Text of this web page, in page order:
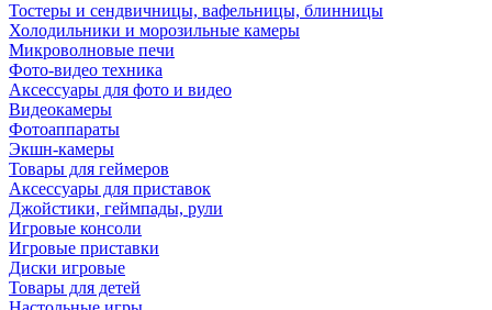
Тостеры и сендвичницы, вафельницы, блинницы
Холодильники и морозильные камеры
Микроволновые печи
Фото-видео техника
Аксессуары для фото и видео
Видеокамеры
Фотоаппараты
Экшн-камеры
Товары для геймеров
Аксессуары для приставок
Джойстики, геймпады, рули
Игровые консоли
Игровые приставки
Диски игровые
Товары для детей